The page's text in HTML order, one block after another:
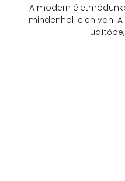
A modern
mindenhol jelen van.